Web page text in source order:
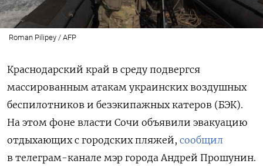
Roman Pilipey / AFP
Краснодарский край в среду подвергся
массированным атакам украинских воздушных
беспилотников и безэкипажных катеров (БЭК).
На этом фоне власти Сочи объявили эвакуацию
отдыхающих с городских пляжей, сообщил
в телеграм-канале мэр города Андрей Прошунин.